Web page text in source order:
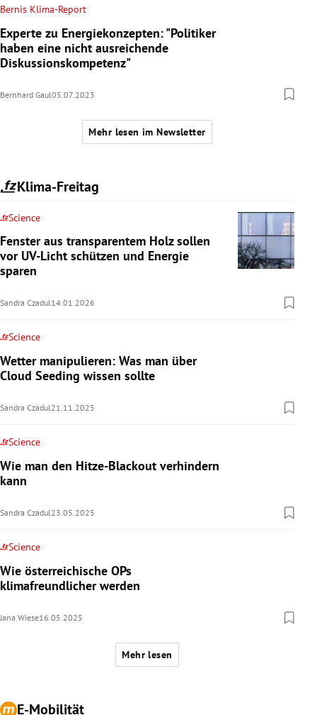
Bernis Klima-Report
Experte zu Energiekonzepten: "Politiker
haben eine nicht ausreichende
Diskussionskompetenz"
Bernhard Gaul05.07.2023
Mehr lesen im Newsletter
Klima-Freitag
Science
Fenster aus transparentem Holz sollen
vor UV-Licht schützen und Energie
sparen
Sandra Czadul14.01.2026
Science
Wetter manipulieren: Was man über
Cloud Seeding wissen sollte
Sandra Czadul21.11.2025
Science
Wie man den Hitze-Blackout verhindern
kann
Sandra Czadul23.05.2025
Science
Wie österreichische OPs
klimafreundlicher werden
Jana Wiese16.05.2025
Mehr lesen
E-Mobilität